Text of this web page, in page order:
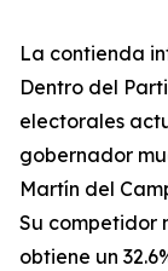
La contienda
Dentro del
electorales
gobernador
Martín del
Su competidor
obtiene un